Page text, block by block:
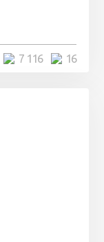
16
7 116